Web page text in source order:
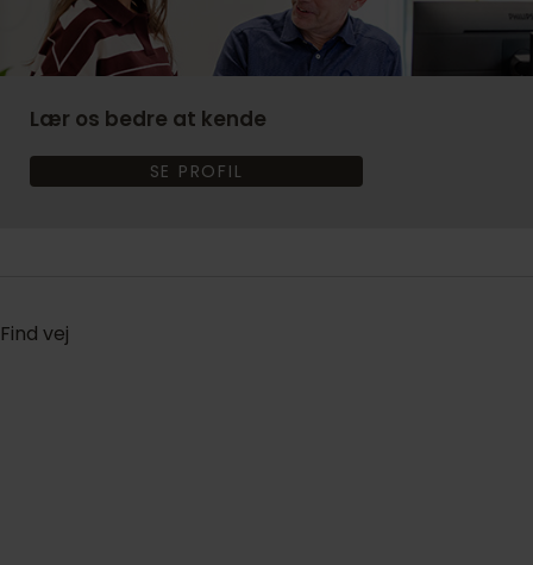
Lær os bedre at kende
SE PROFIL
Find vej